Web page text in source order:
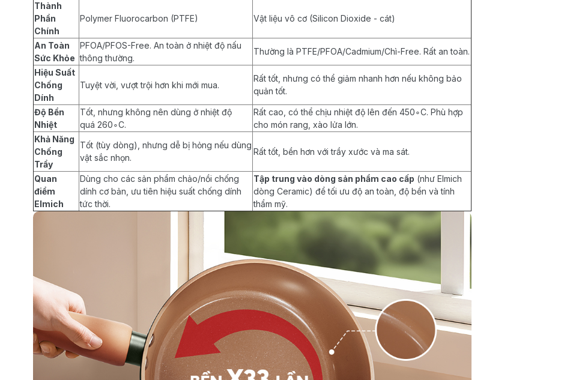
Thành
Phần
Chính
Polymer Fluorocarbon (PTFE) Vật liệu vô cơ (Silicon Dioxide - cát)
An Toàn
Sức Khỏe
PFOA/PFOS-Free. An toàn ở nhiệt độ nấu
thông thường.
Thường là PTFE/PFOA/Cadmium/Chì-Free. Rất an toàn.
Hiệu Suất
Chống
Dính
Tuyệt vời, vượt trội hơn khi mới mua.
Rất tốt, nhưng có thể giảm nhanh hơn nếu không bảo
quản tốt.
Độ Bền
Nhiệt
Tốt, nhưng không nên dùng ở nhiệt độ
quá 260∘C.
Rất cao, có thể chịu nhiệt độ lên đến 450∘C. Phù hợp
cho món rang, xào lửa lớn.
Khả Năng
Chống
Trầy
Tốt (tùy dòng), nhưng dễ bị hỏng nếu dùng
vật sắc nhọn.
Rất tốt, bền hơn với trầy xước và ma sát.
Quan
điểm
Elmich
Dùng cho các sản phẩm chảo/nồi chống
dính cơ bản, ưu tiên hiệu suất chống dính
tức thời.
Tập trung vào dòng sản phẩm cao cấp (như Elmich
dòng Ceramic) để tối ưu độ an toàn, độ bền và tính
thẩm mỹ.